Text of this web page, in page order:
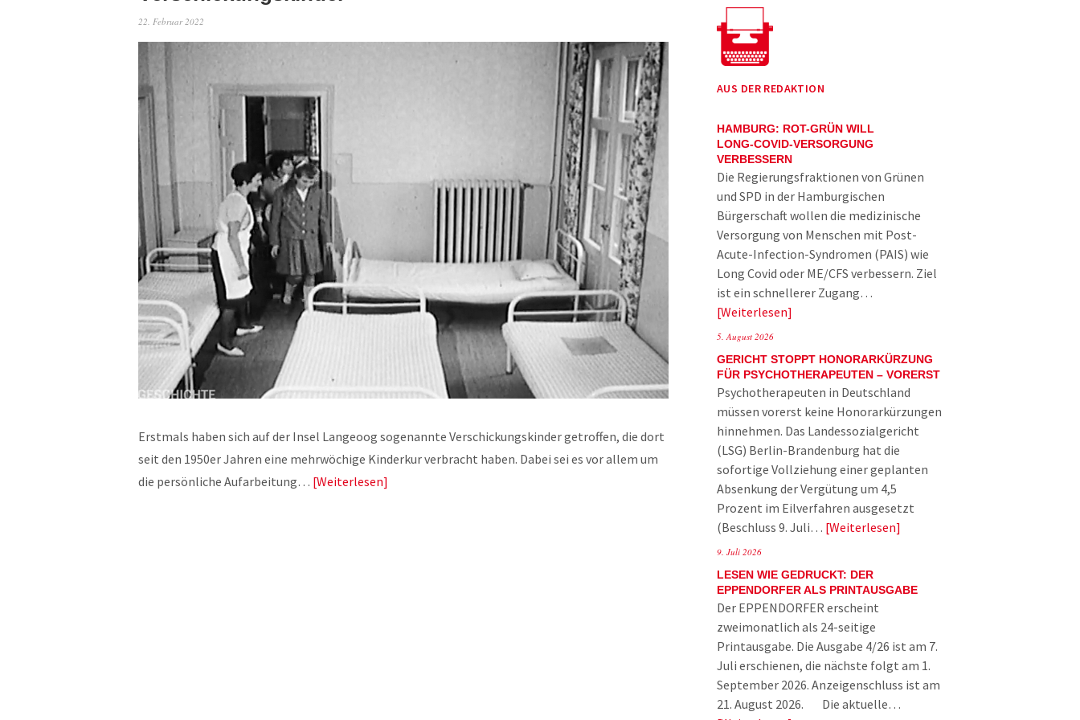
22. Februar 2022
Erstmals haben sich auf der Insel Langeoog sogenannte Verschickungskinder getroffen, die dort
seit den 1950er Jahren eine mehrwöchige Kinderkur verbracht haben. Dabei sei es vor allem um
die persönliche Aufarbeitung… Weiterlesen
AUS DER REDAKTION
HAMBURG: ROT-GRÜN WILL
LONG-COVID-VERSORGUNG
VERBESSERN
Die Regierungsfraktionen von Grünen
und SPD in der Hamburgischen
Bürgerschaft wollen die medizinische
Versorgung von Menschen mit Post-
Acute-Infection-Syndromen (PAIS) wie
Long Covid oder ME/CFS verbessern. Ziel
ist ein schnellerer Zugang…
Weiterlesen
5. August 2026
GERICHT STOPPT HONORARKÜRZUNG
FÜR PSYCHOTHERAPEUTEN – VORERST
Psychotherapeuten in Deutschland
müssen vorerst keine Honorarkürzungen
hinnehmen. Das Landessozialgericht
(LSG) Berlin-Brandenburg hat die
sofortige Vollziehung einer geplanten
Absenkung der Vergütung um 4,5
Prozent im Eilverfahren ausgesetzt
(Beschluss 9. Juli… Weiterlesen
9. Juli 2026
LESEN WIE GEDRUCKT: DER
EPPENDORFER ALS PRINTAUSGABE
Der EPPENDORFER erscheint
zweimonatlich als 24-seitige
Printausgabe. Die Ausgabe 4/26 ist am 7.
Juli erschienen, die nächste folgt am 1.
September 2026. Anzeigenschluss ist am
21. August 2026. Die aktuelle…